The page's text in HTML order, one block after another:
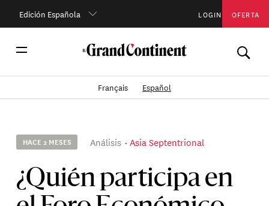
Edición Española LOGIN OFERTA
Français Español
HACE 2 MESES Análisis Asia Septentrional
¿Quién participa en